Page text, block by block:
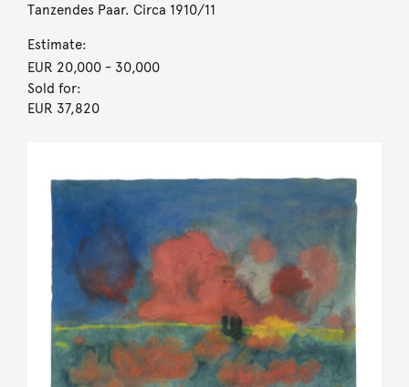
Tanzendes Paar. Circa 1910/11
Estimate:
EUR 20,000- 30,000
Sold for:
EUR 37,820